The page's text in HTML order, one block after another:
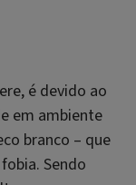
é devido ao
em ambiente
branco – que
Sendo